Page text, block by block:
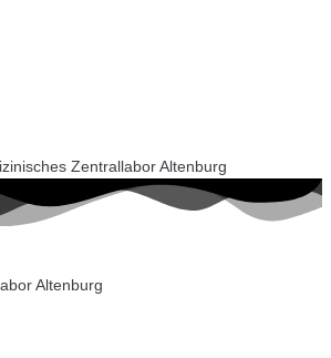
Zentrallabor Altenburg
Altenburg